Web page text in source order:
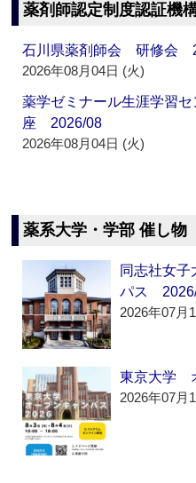
薬剤師認定制度認証機
石川県薬剤師会 研修会
2026年08月04日 (火)
薬学ゼミナール生涯学習
座 2026/08
2026年08月04日 (火)
薬系大学・学部 催し物
同志社女
パス
2026年07月
東京大学
2026年07月